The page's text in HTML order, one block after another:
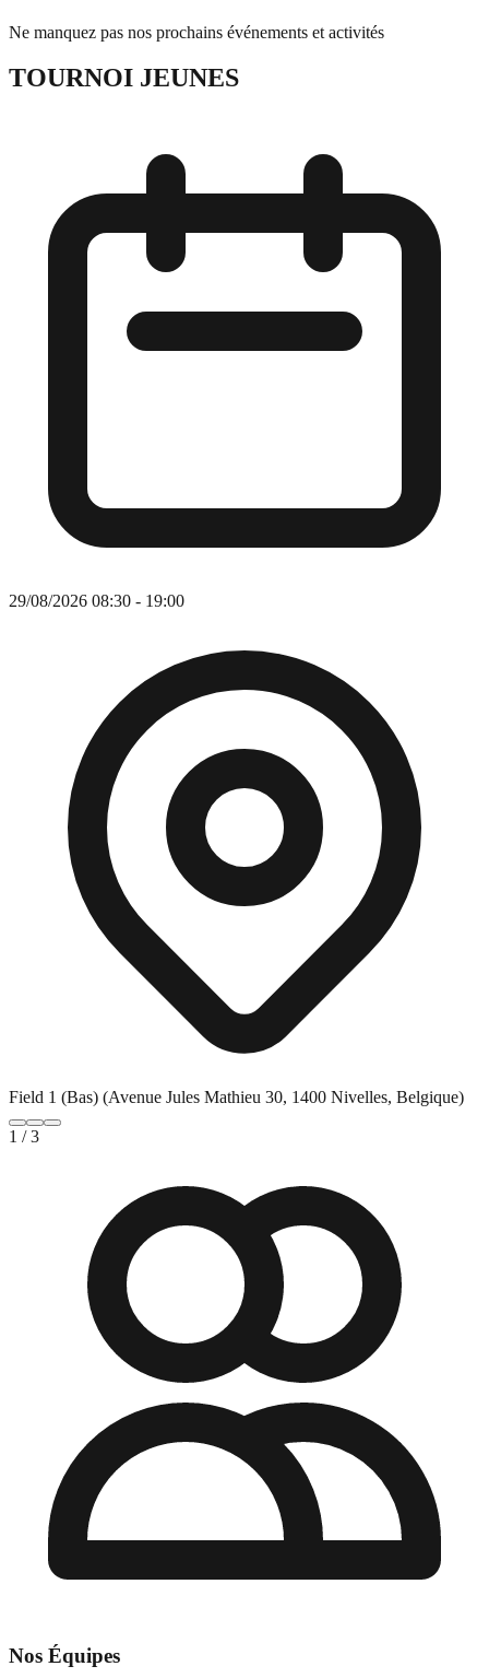
Ne manquez pas nos prochains événements et activités
TOURNOI DES JEUNES
30/08/2026 08:30 - 16:30
Field 1 (Bas) (Avenue Jules Mathieu 30, 1400 Nivelles, Belgique)
2 /3
Nos Équipes